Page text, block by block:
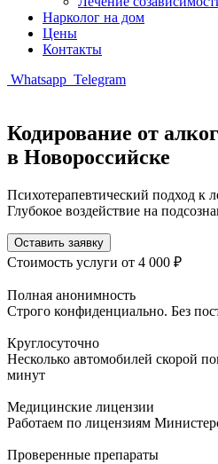
Нарколог на дом
Цены
Контакты
Whatsapp Telegram
Кодирование от
в Новороссийске
Психотерапевтический подход к
Глубокое воздействие на
Оставить заявку
Стоимость услуги от 4 000 ₽
Полная анонимность
Строго конфиденциально. Без
Круглосуточно
Несколько автомобилей скорой
минут
Медицинские лицензии
Работаем по лицензиям
Проверенные препараты